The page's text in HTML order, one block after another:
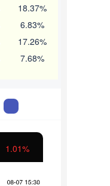
18.37%
6.83%
17.26%
7.68%
1.01%